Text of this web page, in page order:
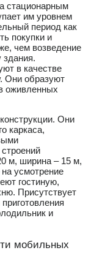
стационарным
им уровнем
период как
покупки и
чем возведение
здания.
в качестве
Они образуют
оживленных
Они
каркаса,
м, ширина – 15 м,
усмотрение
гостиную,
Присутствует
и
мобильных